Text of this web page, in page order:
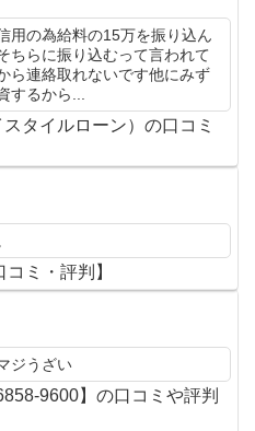
用の為給料の15万を振り込ん
ちらに振り込むって言われて
ら連絡取れないです他にみず
するから...
タイルローン）の口コミ
ミ・評判】
ジうざい
9600】の口コミや評判